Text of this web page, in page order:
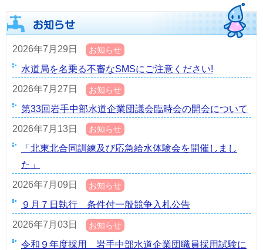
2026年7月29日 お知らせ
水道局を名乗る不審なSMSにご注意ください!
2026年7月27日
お知らせ
第33回岩手中部水道企業団議会臨時会の開会について
2026年7月13日
お知らせ
「北東北合同訓練及び応急給水体験会を開催しまし
た」
2026年7月09日
お知らせ
９月７日執行 条件付一般競争入札公告
2026年7月03日
お知らせ
令和９年度採用 岩手中部水道企業団職員採用試験に